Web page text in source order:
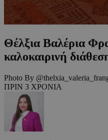
Θέλξια Βαλέρια
καλοκαιρινή
Photo By
ΠΡΙΝ 3 ΧΡΟΝΙΑ